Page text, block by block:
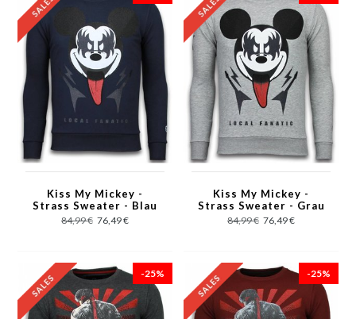
Kiss My Mickey -
Strass Sweater - Blau
84,99 € 76,49 €
Kiss My Mickey -
Strass Sweater - Grau
84,99 € 76,49 €
-25% -25%